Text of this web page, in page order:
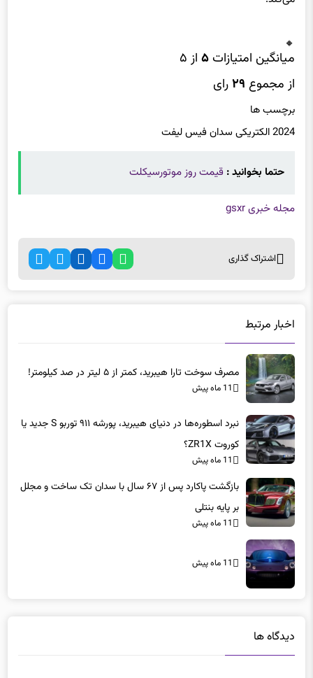
میانگین امتیازات۵ از ۵
از مجموع ۲۹رای
برچسب ها
2024 الکتریکی سدان فیس لیفت
حتما بخوانید : قیمت روز موتورسیکلت
مجله خبری gsxr
اشتراک گذاری
اخبار مرتبط
مصرف سوخت تارا هیبرید، کمتر از ۵ لیتر در صد کیلومتر!
11 ماه پیش
نبرد اسطوره‌ها در دنیای هیبرید، پورشه ۹۱۱ توربو S جدید یا
کوروت ZR1X؟
11 ماه پیش
بازگشت پاکارد پس از ۶۷ سال با سدان تک ساخت و مجلل
بر پایه بنتلی
11 ماه پیش
11 ماه پیش
دیدگاه ها